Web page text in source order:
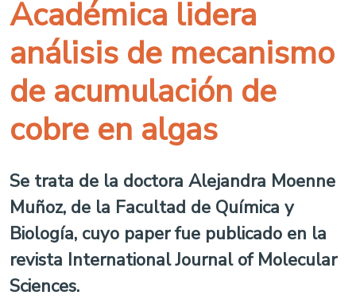
Académica lidera
análisis de mecanismo
de acumulación de
cobre en algas
Se trata de la doctora Alejandra Moenne
Muñoz, de la Facultad de Química y
Biología, cuyo paper fue publicado en la
revista International Journal of Molecular
Sciences.